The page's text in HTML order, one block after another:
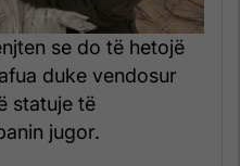
se do të hetojë
duke vendosur
statuje të
jugor.